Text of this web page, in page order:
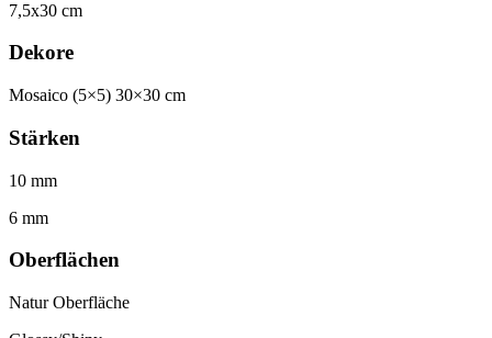
7,5x30 cm
Dekore
Mosaico (5×5) 30×30 cm
Stärken
10 mm
6 mm
Oberflächen
Natur Oberfläche